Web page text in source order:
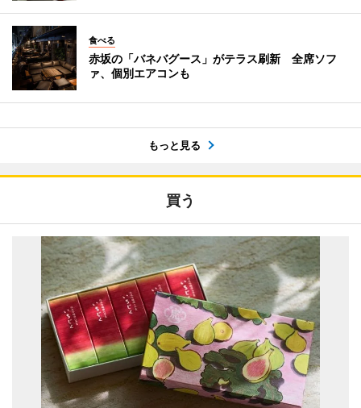
食べる
赤坂の「バネバグース」がテラス刷新 全席ソフ
ァ、個別エアコンも
もっと見る
買う